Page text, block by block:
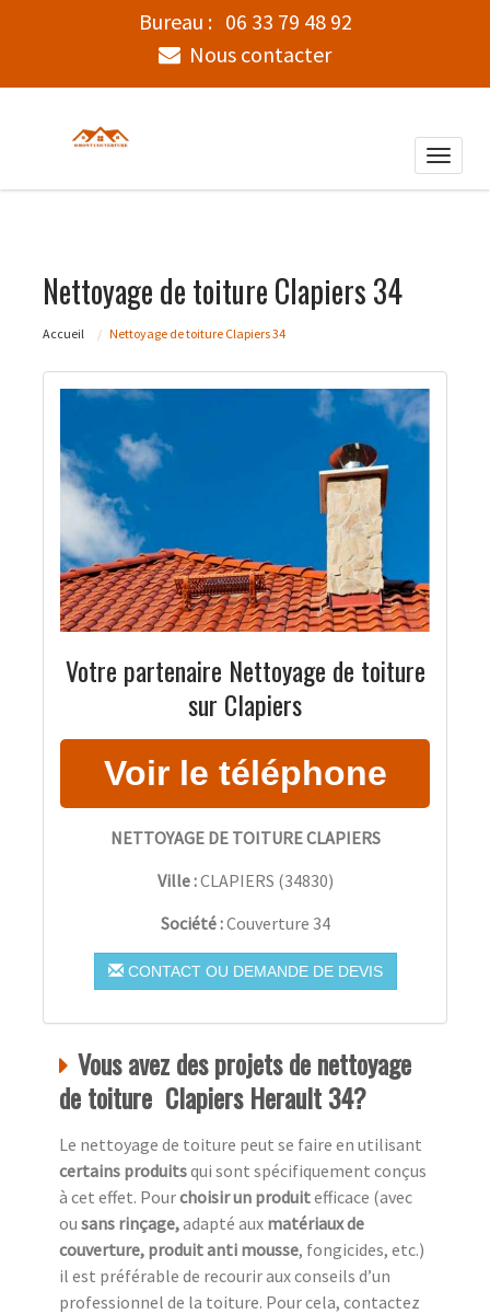
Bureau : 06 33 79 48 92
Nous contacter
Toggle
Nettoyage de toiture Clapiers 34
Accueil Nettoyage de toiture Clapiers 34
Votre partenaire Nettoyage de toiture
sur Clapiers
NETTOYAGE DE TOITURE CLAPIERS
Ville :CLAPIERS (34830)
Société :Couverture 34
CONTACT OU DEMANDE DE DEVIS
Vous avez des projets de nettoyage
de toiture Clapiers Herault 34?
Le nettoyage de toiture peut se faire en utilisant
certains produitsqui sont spécifiquement conçus
à cet effet. Pourchoisir un produitefficace (avec
ou sans rinçage,adapté aux matériaux de
couverture, produit anti mousse, fongicides, etc.)
il est préférable de recourir aux conseils d’un
professionnel de la toiture. Pour cela, contactez